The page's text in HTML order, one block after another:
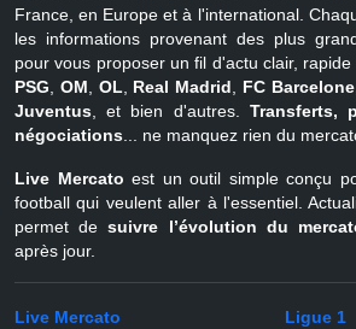
France, en Europe et à l'international.
les informations provenant des plus
pour vous proposer un fil d'actu clair,
PSG
OM OL Real Madrid FC Barcelone,
Juventus , et bien d'autres. Transferts,
négociations ... ne manquez rien du
Live Mercato est un outil simple conçu
football qui veulent aller à l'essentiel.
permet desuivre l’évolution du
après jour.
Live Mercato
Ligue 1